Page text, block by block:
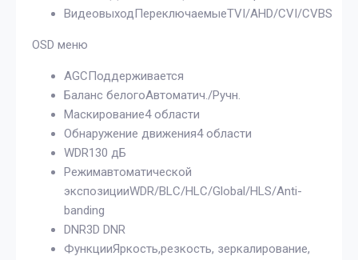
ВидеовыходПереключаемыеTVI/AHD/CVI/CVBS
OSD меню
AGCПоддерживается
Баланс белогоАвтоматич./Ручн.
Маскирование4 области
Обнаружение движения4 области
WDR130 дБ
Режимавтоматической
экспозицииWDR/BLC/HLC/Global/HLS/Anti-
banding
DNR3D DNR
ФункцииЯркость,резкость, зеркалирование,